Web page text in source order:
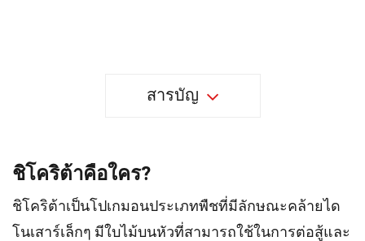
สารบัญ
ชิโคริต้าคือใคร?
ชิโคริต้าเป็นโปเกมอนประเภทพืชที่มีลักษณะคล้ายได
โนเสาร์เล็กๆ มีใบไม้บนหัวที่สามารถใช้ในการต่อสู้และ